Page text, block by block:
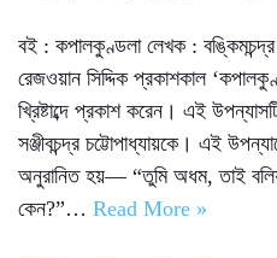
বই : কপালকুণ্ডলা লেখক : বঙ্কিমচন্দ্র
রেজওয়ান সিদ্দিক প্রকাশকাল
খ্রিষ্টাব্দে প্রকাশ করেন। এই
সঞ্জীবচন্দ্র চট্টোপাধ্যায়কে। এই
অনুরানিত হয়— “তুমি অধম, তাই
কেন?”… Read More »